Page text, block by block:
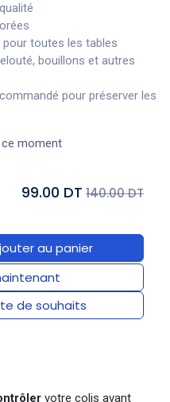
pour toutes les tables
bouillons et autres
pour préserver les
moment
au panier
de souhaits
99.00 DT 140.00 DT
votre colis avant